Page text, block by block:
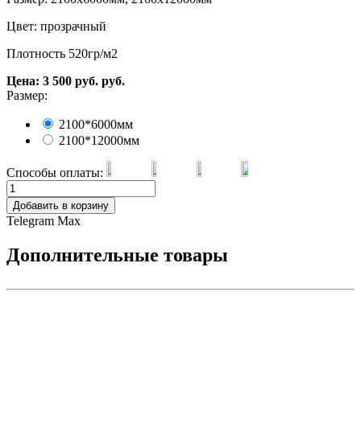
Цвет: прозрачный
Плотность 520гр/м2
Цена: 3 500 руб. руб.
Размер:
2100*6000мм
2100*12000мм
Способы оплаты:
Добавить в корзину
Telegram Max
Дополнительные товары